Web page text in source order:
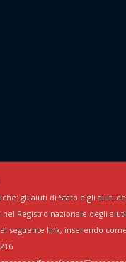
gli aiuti di Stato e gli aiuti
Registro nazionale degli
al seguente link, inserendo